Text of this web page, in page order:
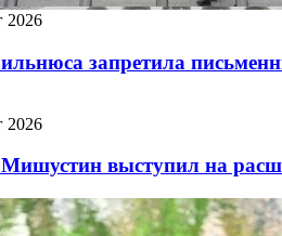
2026
запретила
2026
выступил на